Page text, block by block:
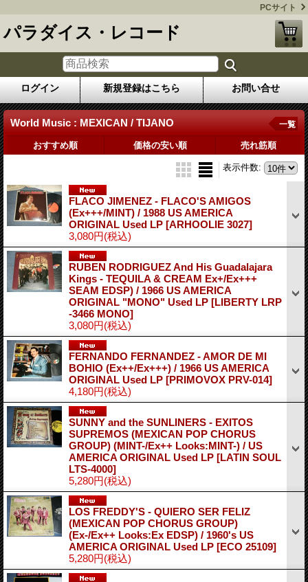
PCサイト
パラダイス・レコード
ログイン 新規登録はこちら お問い合せ
World Music : MEXICAN / TIJANO 一覧
おすすめ順 価格の安い順 売れ筋順
表示件数:
FLACO JIMENEZ - FLACO'S AMIGOS
(Ex+++/MINT) / 1988 US AMERICA
ORIGINAL Used LP [ARHOOLIE 3027]
3,080円(税込)
RUBEN RODRIGUEZ And His Guadalajara
Kings - TEQUILA & CREAM Ex+/Ex+++
SEAM EDSP) / 1966 US AMERICA
ORIGINAL "MONO" Used LP [LIBERTY LRP
-3466 MONO]
3,080円(税込)
FERNANDO FERNANDEZ - AMOR DE MI
BOHIO (Ex++/Ex+++) / 1966 US AMERICA
ORIGINAL Used LP [PRIMOVOX PRV-014]
4,180円(税込)
SUNNY and the SUNLINERS - EXITOS
SUPREMOS (MEXICAN POP CHORUS
GROUP) (MINT-/Ex++ Looks:MINT-) / US
AMERICA ORIGINAL Used LP [LATIN SOUL
LTS-4000]
5,280円(税込)
LOS FREDDY'S - QUIERO SER FELIZ
(MEXICAN POP CHORUS GROUP)
(Ex-/Ex++ Looks:Ex EDSP) / 1960's US
AMERICA ORIGINAL Used LP [ECO 25109]
5,280円(税込)